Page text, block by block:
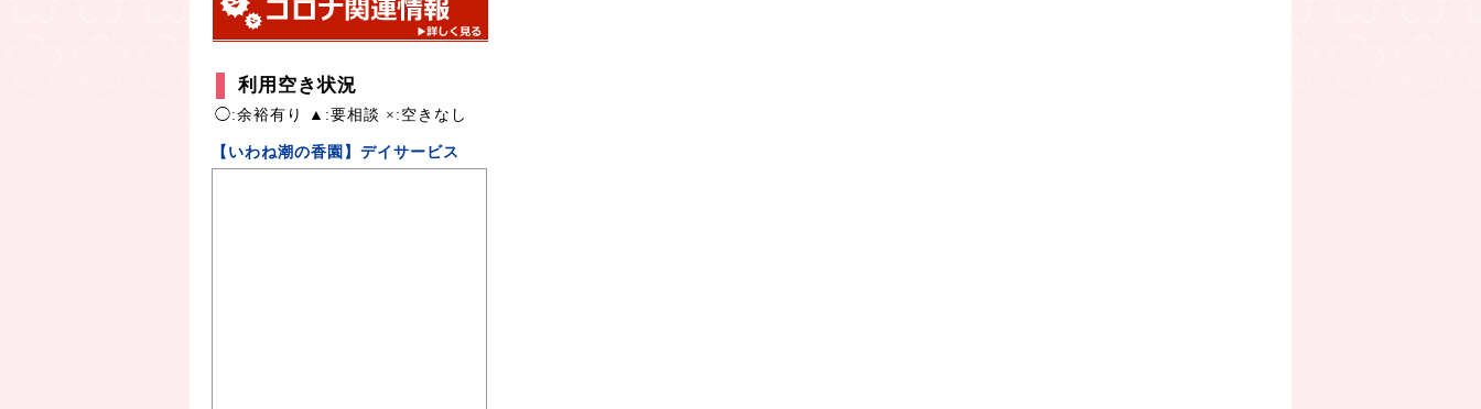
利用空き状況
◯:余裕有り ▲:要相談 ×:空きなし
【いわね潮の香園】デイサービス